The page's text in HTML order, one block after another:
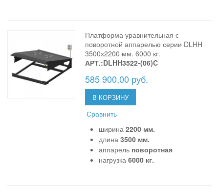
Платформа уравнительная с
поворотной аппарелью серии DLHH
3500х2200 мм. 6000 кг.
АРТ.:DLHH3522-(06)C
585 900,00 руб.
В КОРЗИНУ
Сравнить
ширина2200 мм.
длина3500 мм.
аппарель поворотная
нагрузка 6000 кг.